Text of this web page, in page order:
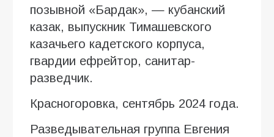
позывной «Бардак», — кубанский
казак, выпускник Тимашевского
казачьего кадетского корпуса,
гвардии ефрейтор, санитар-
разведчик.
Красногоровка, сентябрь 2024 года.
Разведывательная группа Евгения